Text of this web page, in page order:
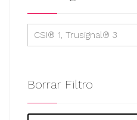
CSI® 1, Trusignal® 3
Borrar Filtro